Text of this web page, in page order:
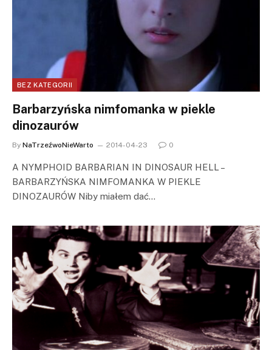
BEZ KATEGORII
Barbarzyńska nimfomanka w piekle
dinozaurów
By NaTrzeźwoNieWarto 2014-04-23 0
A NYMPHOID BARBARIAN IN DINOSAUR HELL –
BARBARZYŃSKA NIMFOMANKA W PIEKLE
DINOZAURÓW Niby miałem dać…